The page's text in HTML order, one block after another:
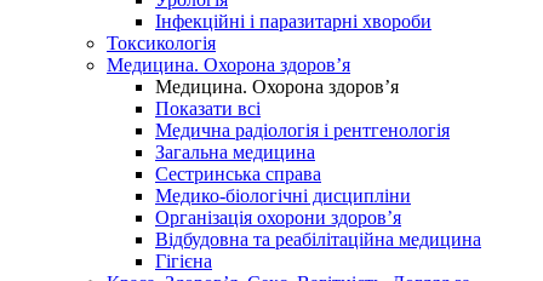
Інфекційні і паразитарні хвороби
Токсикологія
Медицина. Охорона здоров’я
Медицина. Охорона здоров’я
Показати всі
Медична радіологія і рентгенологія
Загальна медицина
Сестринська справа
Медико-біологічні дисципліни
Організація охорони здоров’я
Відбудовна та реабілітаційна медицина
Гігієна